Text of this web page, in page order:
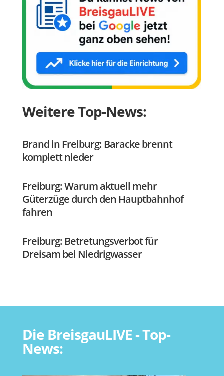
Weitere Top-News:
Brand in Freiburg: Baracke brennt
komplett nieder
Freiburg: Warum aktuell mehr
Güterzüge durch den Hauptbahnhof
fahren
Freiburg: Betretungsverbot für
Dreisam bei Niedrigwasser
Die BreisgauLIVE - Top-
News: